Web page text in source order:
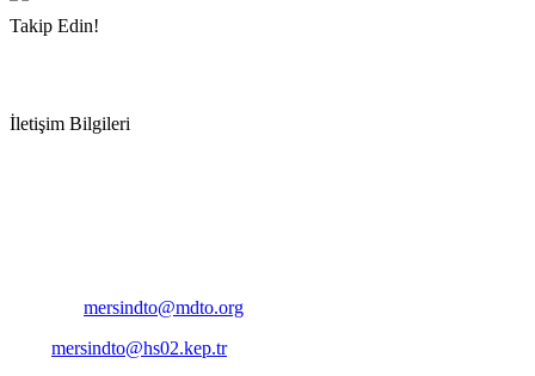
Takip Edin!
İletişim Bilgileri
mersindto@mdto.org
mersindto@hs02.kep.tr